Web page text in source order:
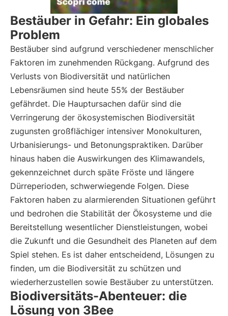
Bestäuber in Gefahr: Ein globales
Problem
Bestäuber sind aufgrund verschiedener menschlicher
Faktoren im zunehmenden Rückgang. Aufgrund des
Verlusts von Biodiversität und natürlichen
Lebensräumen sind heute 55% der Bestäuber
gefährdet. Die Hauptursachen dafür sind die
Verringerung der ökosystemischen Biodiversität
zugunsten großflächiger intensiver Monokulturen,
Urbanisierungs- und Betonungspraktiken. Darüber
hinaus haben die Auswirkungen des Klimawandels,
gekennzeichnet durch späte Fröste und längere
Dürreperioden, schwerwiegende Folgen. Diese
Faktoren haben zu alarmierenden Situationen geführt
und bedrohen die Stabilität der Ökosysteme und die
Bereitstellung wesentlicher Dienstleistungen, wobei
die Zukunft und die Gesundheit des Planeten auf dem
Spiel stehen. Es ist daher entscheidend, Lösungen zu
finden, um die Biodiversität zu schützen und
wiederherzustellen sowie Bestäuber zu unterstützen.
Biodiversitäts-Abenteuer: die
Lösung von 3Bee